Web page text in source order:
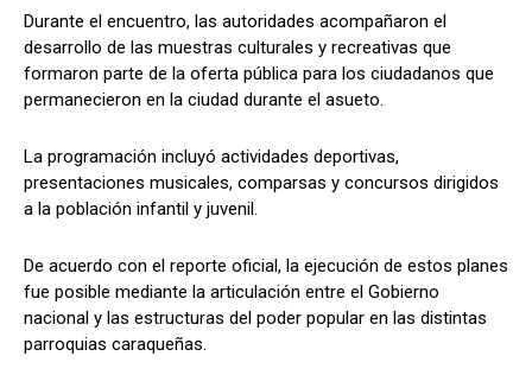
Durante el encuentro, las autoridades acompañaron el
desarrollo de las muestras culturales y recreativas que
formaron parte de la oferta pública para los ciudadanos que
permanecieron en la ciudad durante el asueto.
La programación incluyó actividades deportivas,
presentaciones musicales, comparsas y concursos dirigidos
a la población infantil y juvenil.
De acuerdo con el reporte oficial, la ejecución de estos planes
fue posible mediante la articulación entre el Gobierno
nacional y las estructuras del poder popular en las distintas
parroquias caraqueñas.